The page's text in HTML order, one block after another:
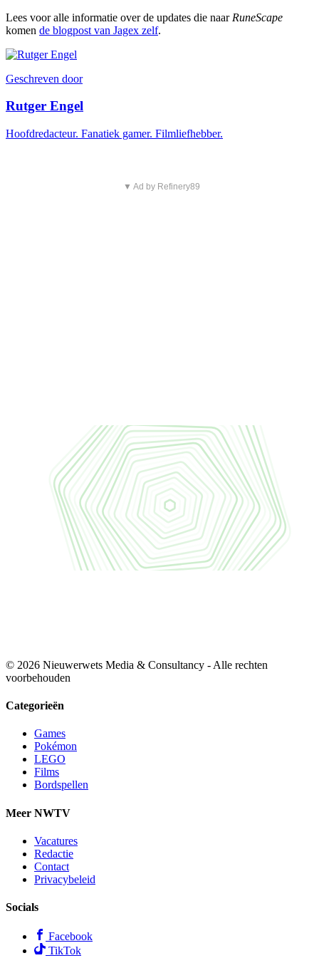
Lees voor alle informatie over de updates die naar RuneScape
komen de blogpost van Jagex zelf.
Geschreven door
Rutger Engel
Hoofdredacteur. Fanatiek gamer. Filmliefhebber.
▼ Ad by Refinery89
© 2026 Nieuwerwets Media & Consultancy - Alle rechten
voorbehouden
Categorieën
Games
Pokémon
LEGO
Films
Bordspellen
Meer NWTV
Vacatures
Redactie
Contact
Privacybeleid
Socials
Facebook
TikTok